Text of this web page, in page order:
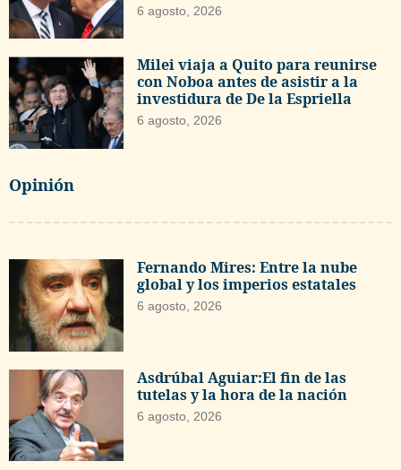
6 agosto, 2026
Milei viaja a Quito para reunirse
con Noboa antes de asistir a la
investidura de De la Espriella
6 agosto, 2026
Opinión
Fernando Mires: Entre la nube
global y los imperios estatales
6 agosto, 2026
Asdrúbal Aguiar:El fin de las
tutelas y la hora de la nación
6 agosto, 2026